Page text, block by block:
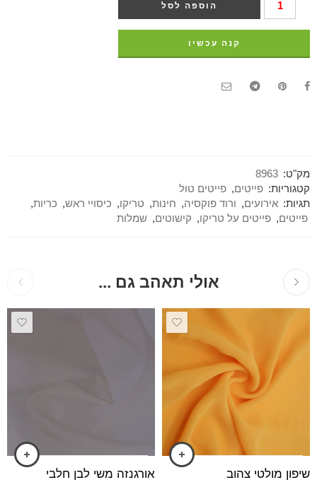
הוספה לסל
קנה עכשיו
מק"ט: 8963
קטגוריות: פייטים, פייטים טול
תגיות: אירועים, ורוד פוקסיה, חינות, טריקו, כיסויי ראש, כריות,
פייטים, פייטים על טריקו, קישוטים, שמלות
אולי תאהב גם ...
שיפון מולטי צהוב אורגנזה משי לבן חלבי